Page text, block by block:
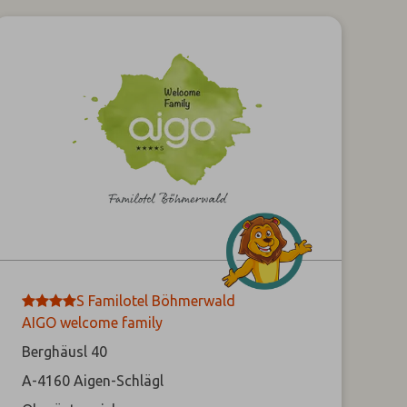
****
S Familotel Böhmerwald
AIGO welcome family
Berghäusl 40
A-4160 Aigen-Schlägl